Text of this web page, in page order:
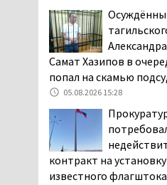
центра
07.08.2026 11:28
Тагильские
помогли
в лесу
06.08.2026 16:28
Нижнего
Самат Хазипов в
попал на скамью
05.08.2026 15:28
контракт на
известного